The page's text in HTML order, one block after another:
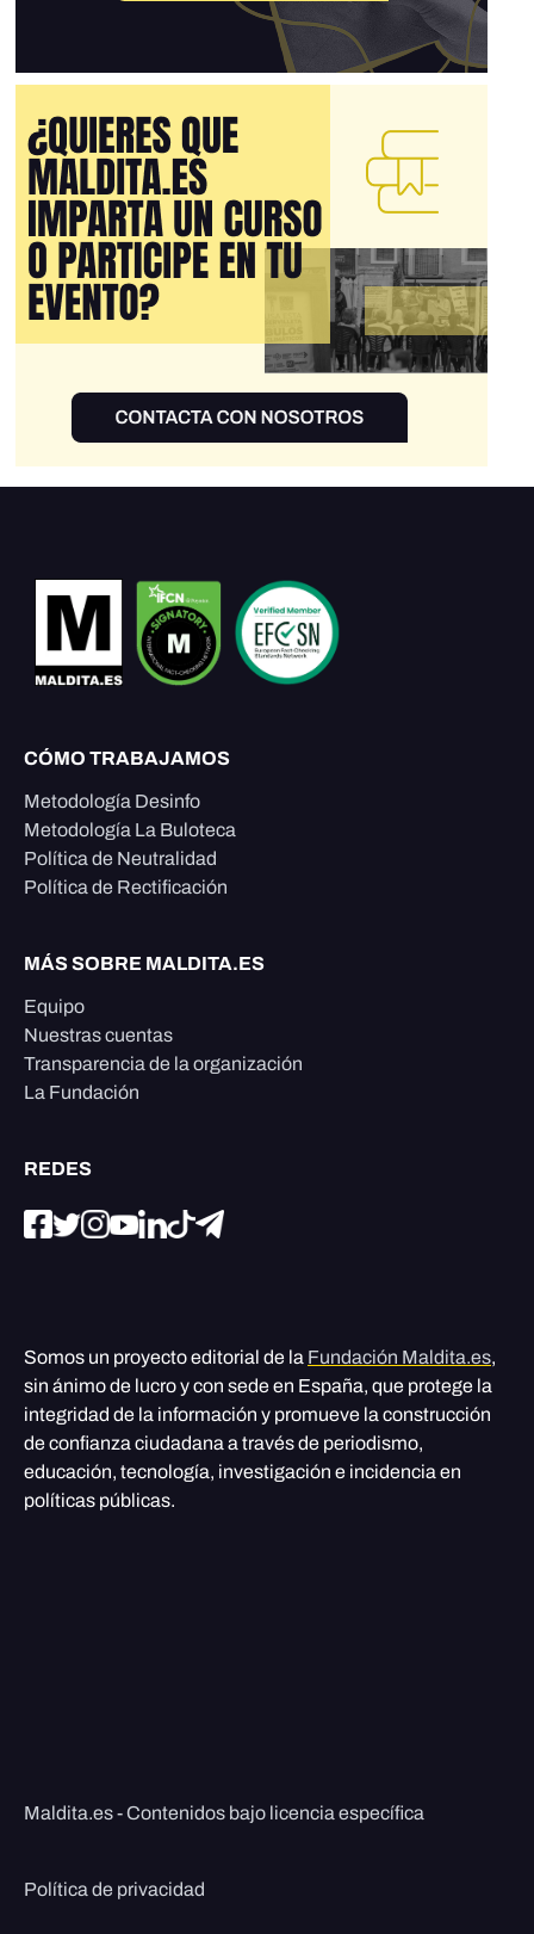
CÓMO TRABAJAMOS
Metodología Desinfo
Metodología La Buloteca
Política de Neutralidad
Política de Rectificación
MÁS SOBRE MALDITA.ES
Equipo
Nuestras cuentas
Transparencia de la organización
La Fundación
REDES
Somos un proyecto editorial de la Fundación Maldita.es,
sin ánimo de lucro y con sede en España, que protege la
integridad de la información y promueve la construcción
de confianza ciudadana a través de periodismo,
educación, tecnología, investigación e incidencia en
políticas públicas.
Maldita.es - Contenidos bajo licencia específica
Política de privacidad